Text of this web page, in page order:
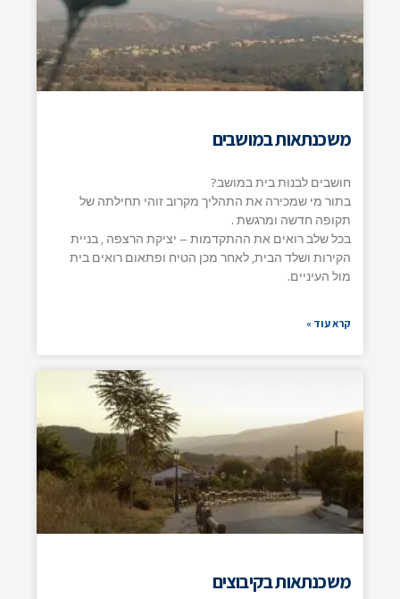
משכנתאות במושבים
חושבים לבנות בית במושב?
בתור מי שמכירה את התהליך מקרוב זוהי תחילתה של
תקופה חדשה ומרגשת .
בכל שלב רואים את ההתקדמות – יציקת הרצפה , בניית
הקירות ושלד הבית, לאחר מכן הטיח ופתאום רואים בית
מול העיניים.
קרא עוד »
משכנתאות בקיבוצים